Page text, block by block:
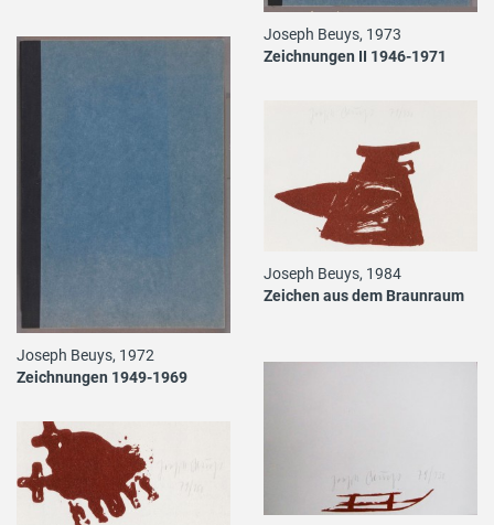
Joseph Beuys, 1973
Zeichnungen II 1946-1971
Joseph Beuys, 1972
Zeichnungen 1949-1969
Joseph Beuys, 1984
Zeichen aus dem Braunraum